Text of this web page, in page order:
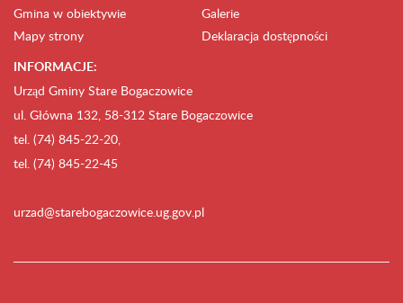
Gmina w obiektywie
Galerie
Mapy strony
Deklaracja dostępności
INFORMACJE:
Urząd Gminy Stare Bogaczowice
ul. Główna 132, 58-312 Stare Bogaczowice
tel. (74) 845-22-20,
tel. (74) 845-22-45
urzad@starebogaczowice.ug.gov.pl